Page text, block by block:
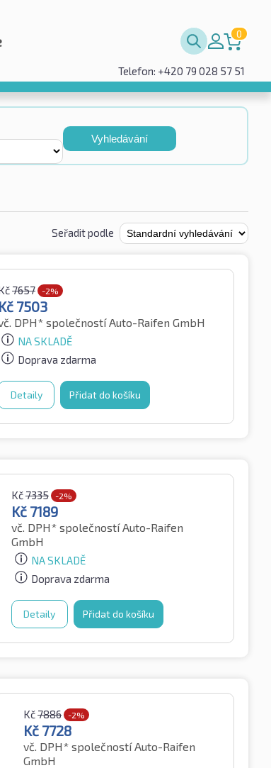
0
Telefon: +420 79 028 57 51
Vyhledávání
Seřadit podle
7657 -2%
Kč 7503
DPH* společností Auto-Raifen GmbH
NA SKLADĚ
Doprava zdarma
Detaily Přidat do košíku
Kč7335 -2%
Kč 7189
vč. DPH* společností Auto-Raifen
GmbH
NA SKLADĚ
Doprava zdarma
Detaily Přidat do košíku
Kč7886 -2%
Kč 7728
vč. DPH*společností Auto-Raifen
GmbH